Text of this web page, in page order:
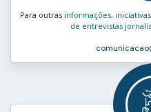
Para outras informações,
de entrevistas
comunicacao